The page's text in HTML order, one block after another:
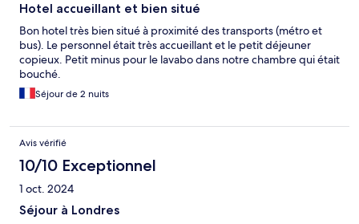
Hotel accueillant et bien situé
Bon hotel très bien situé à proximité des transports (métro et
bus). Le personnel était très accueillant et le petit déjeuner
copieux. Petit minus pour le lavabo dans notre chambre qui était
bouché.
Séjour de 2 nuits
Avis vérifié
10/10 Exceptionnel
1 oct. 2024
Séjour à Londres